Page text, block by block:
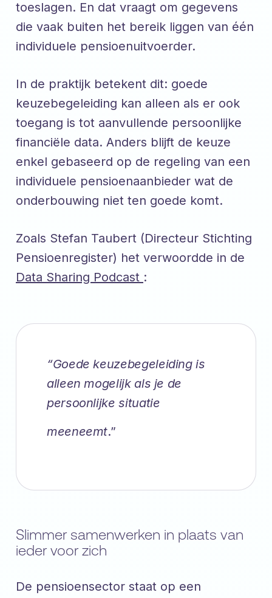
toeslagen. En dat vraagt om gegevens
die vaak buiten het bereik liggen van één
individuele pensioenuitvoerder.
In de praktijk betekent dit: goede
keuzebegeleiding kan alleen als er ook
toegang is tot aanvullende persoonlijke
financiële data. Anders blijft de keuze
enkel gebaseerd op de regeling van een
individuele pensioenaanbieder wat de
onderbouwing niet ten goede komt.
Zoals Stefan Taubert (Directeur Stichting
Pensioenregister) het verwoordde in de
Data Sharing Podcast :
“Goede keuzebegeleiding is
alleen mogelijk als je de
persoonlijke situatie
meeneemt.”
Slimmer samenwerken in plaats van
ieder voor zich
De pensioensector staat op een